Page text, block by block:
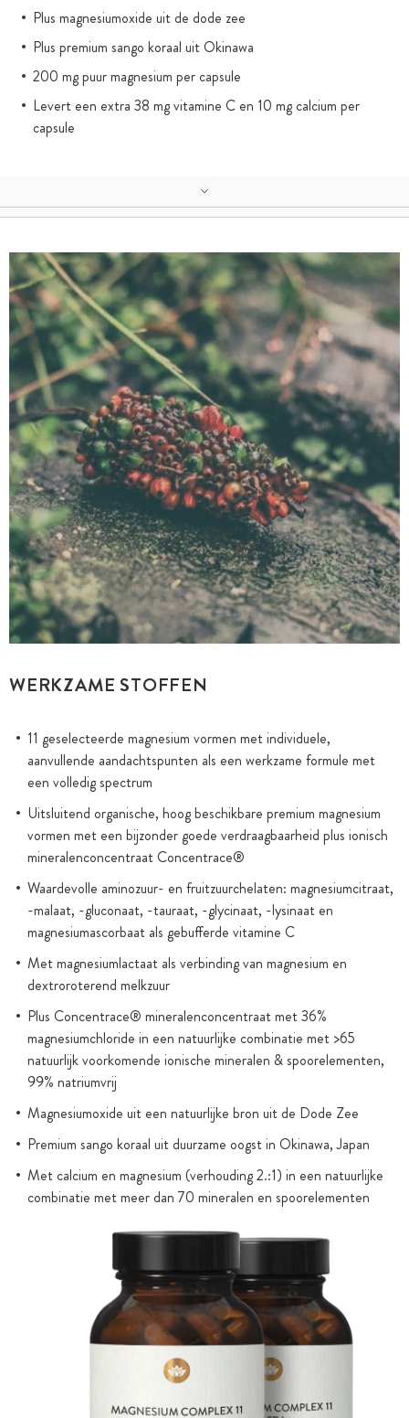
Plus magnesiumoxide uit de dode zee
Plus premium sango koraal uit Okinawa
200 mg puur magnesium per capsule
Levert een extra 38 mg vitamine C en 10 mg calcium per
capsule
WERKZAME STOFFEN
11 geselecteerde magnesium vormen met individuele,
aanvullende aandachtspunten als een werkzame formule met
een volledig spectrum
Uitsluitend organische, hoog beschikbare premium magnesium
vormen met een bijzonder goede verdraagbaarheid plus ionisch
mineralenconcentraat Concentrace®
Waardevolle aminozuur- en fruitzuurchelaten: magnesiumcitraat,
-malaat, -gluconaat, -tauraat, -glycinaat, -lysinaat en
magnesiumascorbaat als gebufferde vitamine C
Met magnesiumlactaat als verbinding van magnesium en
dextroroterend melkzuur
Plus Concentrace® mineralenconcentraat met 36%
magnesiumchloride in een natuurlijke combinatie met >65
natuurlijk voorkomende ionische mineralen & spoorelementen,
99% natriumvrij
Magnesiumoxide uit een natuurlijke bron uit de Dode Zee
Premium sango koraal uit duurzame oogst in Okinawa, Japan
Met calcium en magnesium (verhouding 2.:1) in een natuurlijke
combinatie met meer dan 70 mineralen en spoorelementen